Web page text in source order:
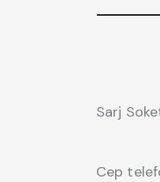
Sarj
Cep